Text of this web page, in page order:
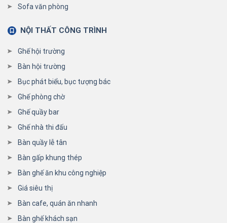
Sofa văn phòng
NỘI THẤT CÔNG TRÌNH
Ghế hội trường
Bàn hội trường
Bục phát biểu, bục tượng bác
Ghế phòng chờ
Ghế quầy bar
Ghế nhà thi đấu
Bàn quầy lễ tân
Bàn gấp khung thép
Bàn ghế ăn khu công nghiệp
Giá siêu thị
Bàn cafe, quán ăn nhanh
Bàn ghế khách sạn